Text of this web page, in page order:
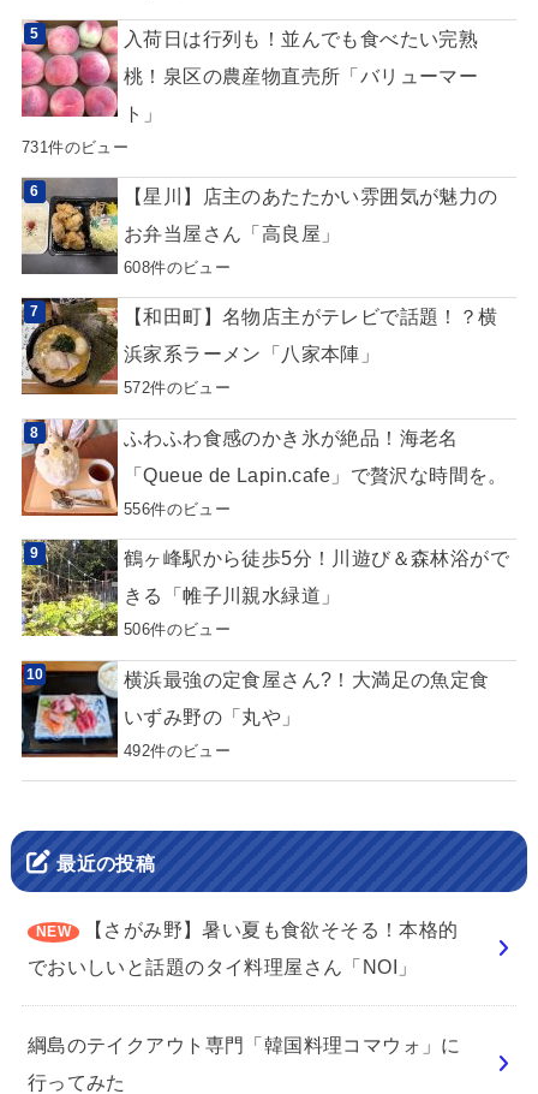
入荷日は行列も！並んでも食べたい完熟
桃！泉区の農産物直売所「バリューマー
ト」
731件のビュー
【星川】店主のあたたかい雰囲気が魅力の
お弁当屋さん「高良屋」
608件のビュー
【和田町】名物店主がテレビで話題！？横
浜家系ラーメン「八家本陣」
572件のビュー
ふわふわ食感のかき氷が絶品！海老名
「Queue de Lapin.cafe」で贅沢な時間を。
556件のビュー
鶴ヶ峰駅から徒歩5分！川遊び＆森林浴がで
きる「帷子川親水緑道」
506件のビュー
横浜最強の定食屋さん?！大満足の魚定食
いずみ野の「丸や」
492件のビュー
最近の投稿
【さがみ野】暑い夏も食欲そそる！本格的
でおいしいと話題のタイ料理屋さん「NOI」
綱島のテイクアウト専門「韓国料理コマウォ」に
行ってみた